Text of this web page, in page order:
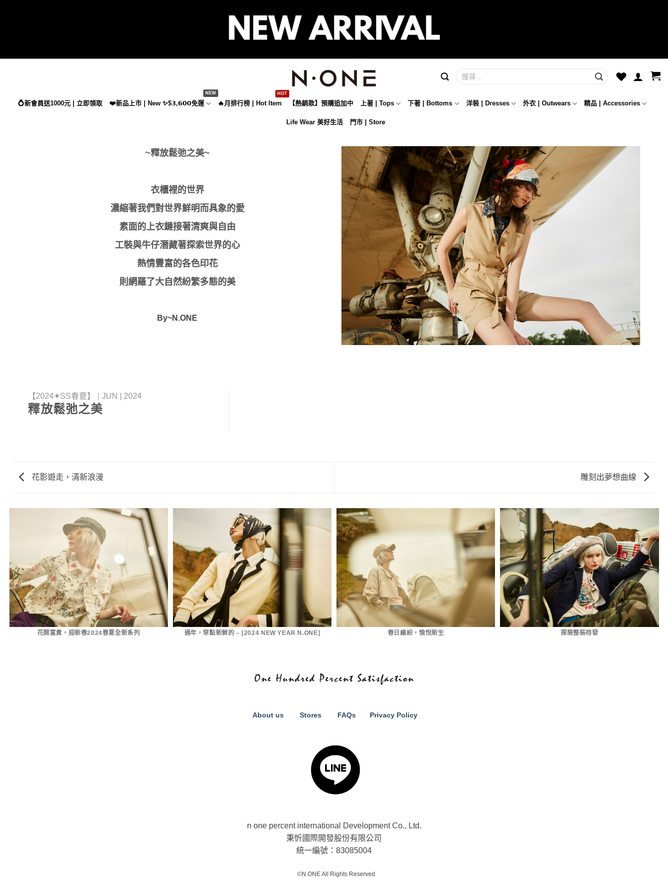
💍新會員送1000元 | 立即領取 ❤️新品上市 | New ✨$𝟯,𝟲𝟬𝟬免運 🔥月排行榜 | Hot Item 【熱銷款】預購追加中 上著 | Tops 下著 | Bottoms 洋裝 | Dresses 外衣 | Outwears 精品 | Accessories
Life Wear 美好生活 門市 | Store
~釋放鬆弛之美~
衣櫃裡的世界
濃縮著我們對世界鮮明而具象的愛
素面的上衣鏈接著清爽與自由
工裝與牛仔潛藏著探索世界的心
熱情豐富的各色印花
則網羅了大自然紛繁多態的美
By~N.ONE
【2024✦SS春夏】 JUN | 2024
釋放鬆弛之美
花影遊走，清新浪漫 雕刻出夢想曲線
花開富貴，迎新春2024春夏全新系列 過年，穿點新鮮的 – [2024 NEW YEAR N.ONE] 春日繽紛，愉悅新生 探險整裝待發
About us Stores FAQs Privacy Policy
n one percent international Development Co., Ltd.
秉忻國際開發股份有限公司
統一編號：83085004
©N.ONE All Rights Reserved